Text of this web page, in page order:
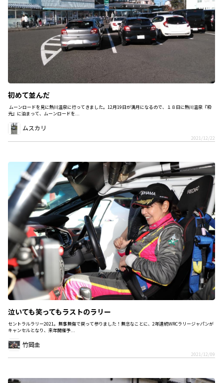
初めて並んだ
ムーンロードを見に熱川温泉に行ってきました。12月19日が満月になるので、１８日に熱川温泉『粋
光』に泊まって、ムーンロードを...
ムスカリ
2021/12/22
泣いても笑ってもラストのラリー
セントラルラリー2021。無事無傷で戻って参りました！無念なことに、2年連続WRCラリージャパンが
キャンセルとなり、来年開催予...
竹岡圭
2021/12/09